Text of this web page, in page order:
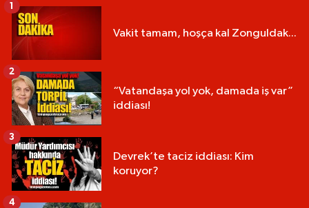
Vakit tamam, hoşça kal Zonguldak...
1
“Vatandaşa yol yok, damada iş var”
iddiası!
2
Devrek’te taciz iddiası: Kim
koruyor?
3
4